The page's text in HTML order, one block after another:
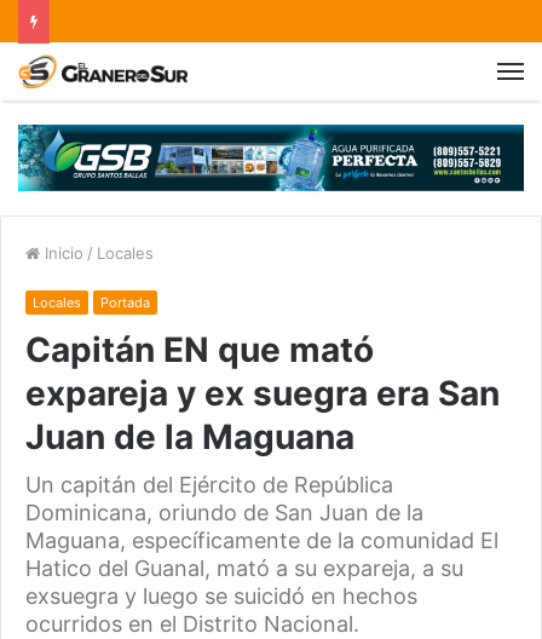
Inicio / Locales
Locales Portada
Capitán EN que mató
expareja y ex suegra era San
Juan de la Maguana
Un capitán del Ejército de República
Dominicana, oriundo de San Juan de la
Maguana, específicamente de la comunidad El
Hatico del Guanal, mató a su expareja, a su
exsuegra y luego se suicidó en hechos
ocurridos en el Distrito Nacional.